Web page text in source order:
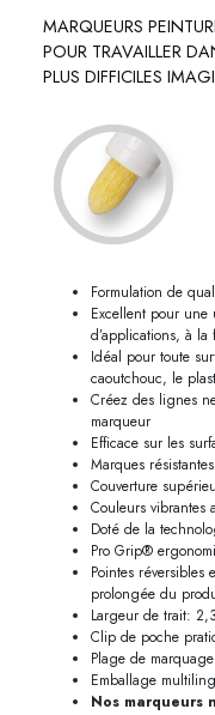
MARQUEURS
POUR TRAVAILLER
PLUS DIFFICILES
Formulation de
Excellent pour
d’applications, à
Idéal pour toute
caoutchouc, le
Créez des lignes
marqueur
Efficace sur les
Marques
Couverture
Couleurs vibrantes
Doté de la
Pro Grip®
Pointes
prolongée du
Largeur de trait:
Clip de poche
Plage de
Emballage
Nos marqueurs